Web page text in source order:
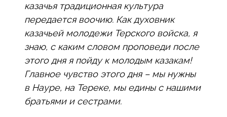
казачья традиционная культура
передается воочию. Как духовник
казачьей молодежи Терского войска, я
знаю, с каким словом проповеди после
этого дня я пойду к молодым казакам!
Главное чувство этого дня – мы нужны
в Науре, на Тереке, мы едины с нашими
братьями и сестрами.